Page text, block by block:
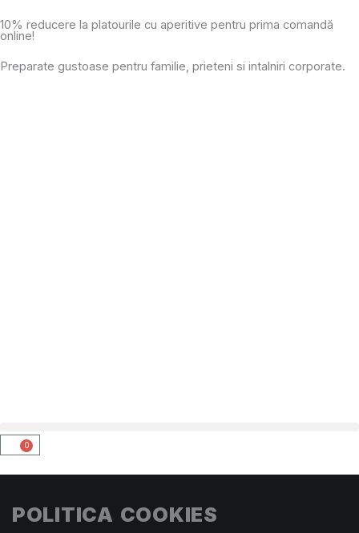
to
10% reducere la platourile cu aperitive pentru prima comandă
online!
Preparate gustoase pentru familie, prieteni si intalniri corporate.
0
Cart
POLITICA COOKIES